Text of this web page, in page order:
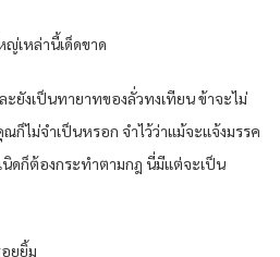
เหล่านี้เด็ดขาด
ยังเป็นทายาทของลั่วทงเทียน ข้าจะไม่
ก็ไม่จำเป็นหรอก จำไว้ว่าแม้จะแจ้งมรรค
ดก็ต้องกระทำตามกฎ นี่มีแต่จะเป็น
ยยิ้ม